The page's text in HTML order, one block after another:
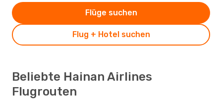
Flug + Hotel suchen
Flüge suchen
Beliebte Hainan Airlines
Flugrouten